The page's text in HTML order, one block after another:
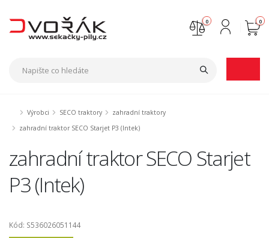
0
0
Výrobci SECO traktory
zahradní traktory
zahradní traktor SECO Starjet P3 (Intek)
zahradní traktor SECO Starjet
P3 (Intek)
Kód: S536026051144